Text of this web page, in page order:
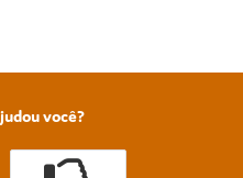
você?